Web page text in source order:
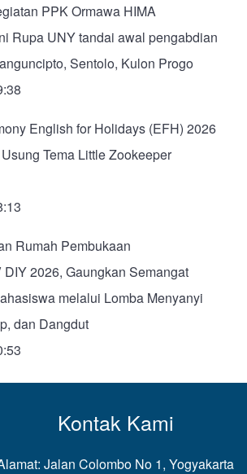
PPK Ormawa HIMA
Rupa UNY tandai awal pengabdian
Sentolo, Kulon Progo
English for Holidays (EFH) 2026
Tema Little Zookeeper
Rumah Pembukaan
DIY 2026, Gaungkan Semangat
melalui Lomba Menyanyi
dan Dangdut
Kontak Kami
Jalan Colombo No 1, Yogyakarta